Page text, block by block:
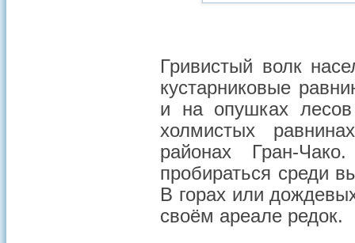
Гривистый волк
кустарниковые
и на опушках
холмистых
районах Гран-
пробираться среди
В горах или
своём ареале редок.